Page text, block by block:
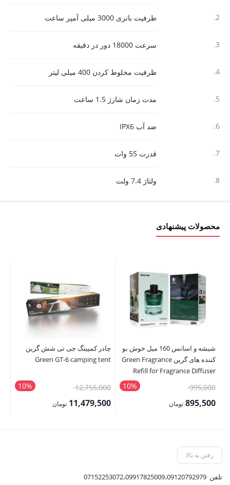
2. ظرفیت باتری 3000 میلی آمپر ساعت
3. سرعت 18000 دور در دقیقه
4. ظرفیت مخلوط کردن 400 میلی لیتر
5. مدت زمان شارژ 1.5 ساعت
6. ضد آب IPX6
7. قدرت 55 وات
8. ولتاژ 7.4 ولت
محصولات پیشنهادی
شیشه و اسانس 160 میل خوش بو
کننده های گرین Green Fragrance
Refill for Fragrance Diffuser
10% 995,000قیمت
اصلی:895,500 تومان
895,500 تومان.
چادر کمپینگ جی تی شش گرین
Green GT-6 camping tent
10% 12,755,000قیمت
اصلی:11,479,500 تومان
رفتن به بالا
تلفن 07152253072،09917825009،09120792979